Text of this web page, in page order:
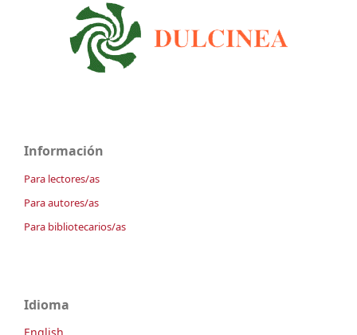
Información
Para lectores/as
Para autores/as
Para bibliotecarios/as
Idioma